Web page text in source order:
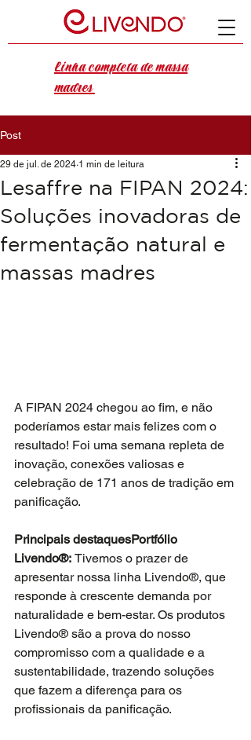
Linha completa de massa
madres
Post
Lesaffre na FIPAN 2024:
Soluções inovadoras de
fermentação natural e
massas madres
29 de jul. de 2024 1 min de leitura
A FIPAN 2024 chegou ao fim, e não
poderíamos estar mais felizes com o
resultado! Foi uma semana repleta de
inovação, conexões valiosas e
celebração de 171 anos de tradição em
panificação.
Principais destaquesPortfólio
Livendo®: Tivemos o prazer de
apresentar nossa linha Livendo®, que
responde à crescente demanda por
naturalidade e bem-estar. Os produtos
Livendo® são a prova do nosso
compromisso com a qualidade e a
sustentabilidade, trazendo soluções
que fazem a diferença para os
profissionais da panificação.